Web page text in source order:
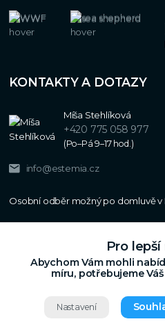
KONTAKTY A DOTAZY
Míša Stehlíková
+420 775 058 977
(Po–Pá 9–17 hod.)
info@estemia.cz
Pro
Abychom Vám mohli
míru, potřebujeme
Nastavení